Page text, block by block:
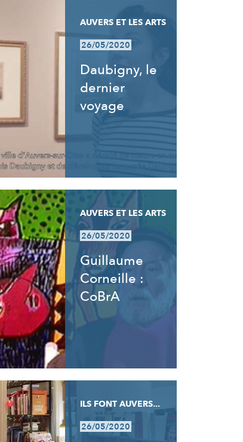
AUVERS ET LES ARTS
26/05/2020
Daubigny, le
dernier
voyage
AUVERS ET LES ARTS
26/05/2020
Guillaume
Corneille :
CoBrA
ILS FONT AUVERS...
26/05/2020